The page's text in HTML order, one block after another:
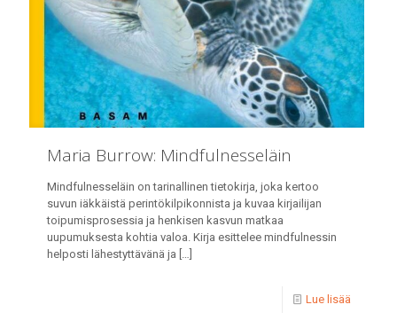
Maria Burrow: Mindfulnesseläin
Mindfulnesseläin on tarinallinen tietokirja, joka kertoo
suvun iäkkäistä perintökilpikonnista ja kuvaa kirjailijan
toipumisprosessia ja henkisen kasvun matkaa
uupumuksesta kohtia valoa. Kirja esittelee mindfulnessin
helposti lähestyttävänä ja
Lue lisää